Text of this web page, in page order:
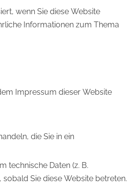
wenn Sie diese Website
Informationen zum Thema
Impressum dieser Website
die Sie in ein
technische Daten (z. B.
Sie diese Website betreten.